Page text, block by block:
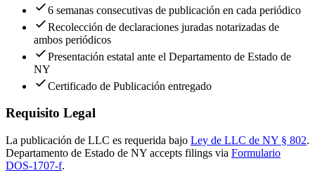
6 semanas consecutivas de publicación en cada periódico
Recolección de declaraciones juradas notarizadas de
ambos periódicos
Presentación estatal ante el Departamento de Estado de
NY
Certificado de Publicación entregado
Requisito Legal
La publicación de LLC es requerida bajo Ley de LLC de NY § 802.
Departamento de Estado de NY accepts filings via Formulario
DOS-1707-f.